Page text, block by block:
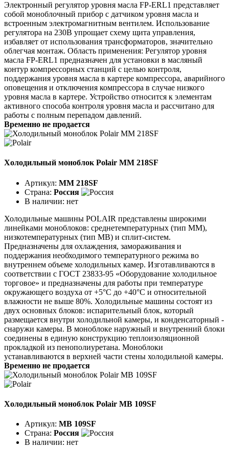
Электронный регулятор уровня масла FP-ERL1 представляет
собой моноблочный прибор с датчиком уровня масла и
встроенным электромагнитным вентилем. Использование
регулятора на 230В упрощает схему щита управления,
избавляет от использования трансформаторов, значительно
облегчая монтаж. Область применения: Регулятор уровня
масла FP-ERL1 предназначен для установки в масляный
контур компрессорных станций с целью контроля,
поддержания уровня масла в картере компрессора, аварийного
оповещения и отключения компрессора в случае низкого
уровня масла в картере. Устройство относится к элементам
активного способа контроля уровня масла и рассчитано для
работы с полным перепадом давлений.
Временно не продается
Холодильный моноблок Polair MM 218SF
Артикул: MM 218SF
Страна: Россия
В наличии: нет
Холодильные машины POLAIR представлены широкими
линейками моноблоков: среднетемпературных (тип ММ),
низкотемпературных (тип МВ) и сплит-систем.
Предназначены для охлаждения, замораживания и
поддержания необходимого температурного режима во
внутреннем объеме холодильных камер. Изготавливаются в
соответствии с ГОСТ 23833-95 «Оборудование холодильное
торговое» и предназначены для работы при температуре
окружающего воздуха от +5°C до +40°C и относительной
влажности не выше 80%. Холодильные машины состоят из
двух основных блоков: испарительный блок, который
размещается внутри холодильной камеры, и конденсаторный -
снаружи камеры. В моноблоке наружный и внутренний блоки
соединены в единую конструкцию теплоизоляционной
прокладкой из пенополиуретана. Моноблоки
устанавливаются в верхней части стены холодильной камеры.
Временно не продается
Холодильный моноблок Polair MB 109SF
Артикул: MB 109SF
Страна: Россия
В наличии: нет